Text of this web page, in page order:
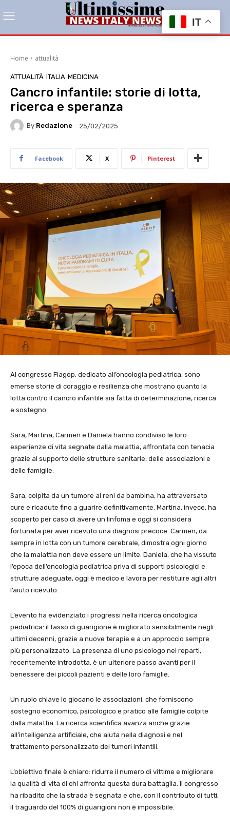
Home attualità
ATTUALITÀ ITALIA MEDICINA
Cancro infantile: storie di lotta,
ricerca e speranza
By Redazione 25/02/2025
Facebook X Pinterest
Al congresso Fiagop, dedicato all’oncologia pediatrica, sono
emerse storie di coraggio e resilienza che mostrano quanto la
lotta contro il cancro infantile sia fatta di determinazione, ricerca
e sostegno.
Sara, Martina, Carmen e Daniela hanno condiviso le loro
esperienze di vita segnate dalla malattia, affrontata con tenacia
grazie al supporto delle strutture sanitarie, delle associazioni e
delle famiglie.
Sara, colpita da un tumore ai reni da bambina, ha attraversato
cure e ricadute fino a guarire definitivamente. Martina, invece, ha
scoperto per caso di avere un linfoma e oggi si considera
fortunata per aver ricevuto una diagnosi precoce. Carmen, da
sempre in lotta con un tumore cerebrale, dimostra ogni giorno
che la malattia non deve essere un limite. Daniela, che ha vissuto
l’epoca dell’oncologia pediatrica priva di supporti psicologici e
strutture adeguate, oggi è medico e lavora per restituire agli altri
l’aiuto ricevuto.
L’evento ha evidenziato i progressi nella ricerca oncologica
pediatrica: il tasso di guarigione è migliorato sensibilmente negli
ultimi decenni, grazie a nuove terapie e a un approccio sempre
più personalizzato. La presenza di uno psicologo nei reparti,
recentemente introdotta, è un ulteriore passo avanti per il
benessere dei piccoli pazienti e delle loro famiglie.
Un ruolo chiave lo giocano le associazioni, che forniscono
sostegno economico, psicologico e pratico alle famiglie colpite
dalla malattia. La ricerca scientifica avanza anche grazie
all’intelligenza artificiale, che aiuta nella diagnosi e nel
trattamento personalizzato dei tumori infantili.
L’obiettivo finale è chiaro: ridurre il numero di vittime e migliorare
la qualità di vita di chi affronta questa dura battaglia. Il congresso
ha ribadito che la strada è segnata e che, con il contributo di tutti,
il traguardo del 100% di guarigioni non è impossibile.
IT